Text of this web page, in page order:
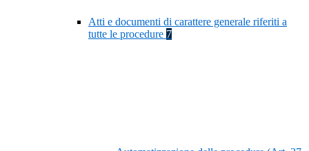
Atti e documenti di carattere generale riferiti a
tutte le procedure 7